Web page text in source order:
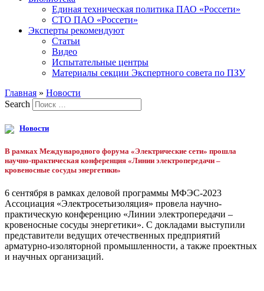
Единая техническая политика ПАО «Россети»
СТО ПАО «Россети»
Эксперты рекомендуют
Статьи
Видео
Испытательные центры
Материалы секции Экспертного совета по ПЗУ
Главная » Новости
Search
Новости
В рамках Международного форума «Электрические сети» прошла
научно-практическая конференция «Линии электропередачи –
кровеносные сосуды энергетики»
6 сентября в рамках деловой программы МФЭС-2023
Ассоциация «Электросетьизоляция» провела научно-
практическую конференцию «Линии электропередачи –
кровеносные сосуды энергетики». С докладами выступили
представители ведущих отечественных предприятий
арматурно-изоляторной промышленности, а также проектных
и научных организаций.